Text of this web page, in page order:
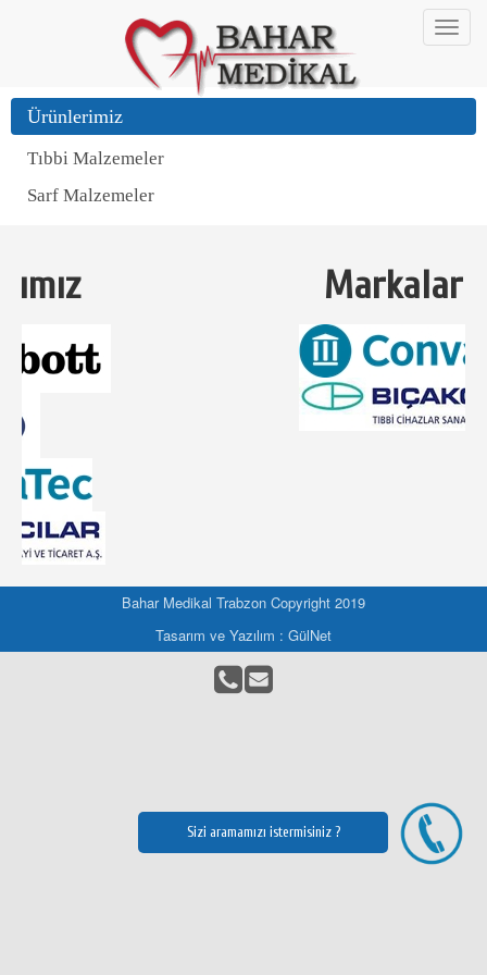
Ürünlerimiz
Tıbbi Malzemeler
Sarf Malzemeler
Bahar Medikal Trabzon Copyright 2019
Tasarım ve Yazılım : GülNet
Sizi aramamızı istermisiniz ?